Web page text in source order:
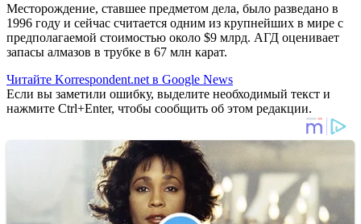
Месторождение, ставшее предметом дела, было разведано в
1996 году и сейчас считается одним из крупнейших в мире с
предполагаемой стоимостью около $9 млрд. АГД оценивает
запасы алмазов в трубке в 67 млн карат.
Читайте Korrespondent.net в Google News
Если вы заметили ошибку, выделите необходимый текст и
нажмите Ctrl+Enter, чтобы сообщить об этом редакции.